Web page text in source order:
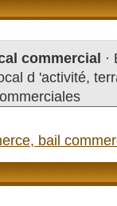
commercial ·
d 'activité,
bail